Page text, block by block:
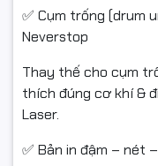
✅ Cụm trống (drum
Neverstop
Thay thế cho cụm
thích đúng cơ khí &
Laser.
✅ Bản in đậm – nét
✅ Chỉ hỗ trợ đổi/hoàn
đúng quy định của sàn.
#cumtrong104A